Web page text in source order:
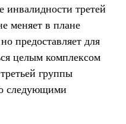
инвалидности третей
меняет в плане
предоставляет для
целым комплексом
группы
следующими